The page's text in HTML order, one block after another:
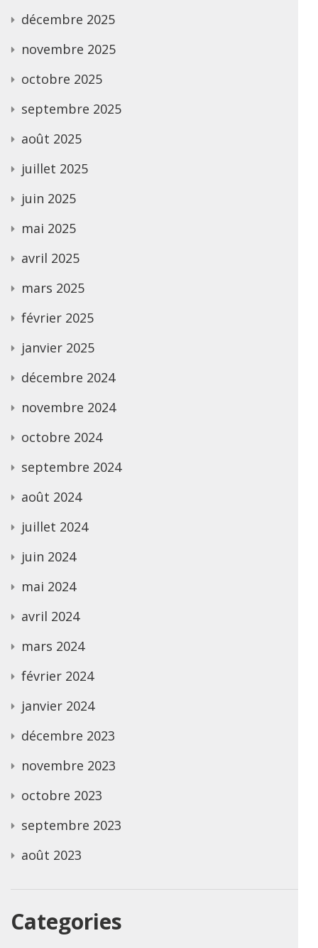
décembre 2025
novembre 2025
octobre 2025
septembre 2025
août 2025
juillet 2025
juin 2025
mai 2025
avril 2025
mars 2025
février 2025
janvier 2025
décembre 2024
novembre 2024
octobre 2024
septembre 2024
août 2024
juillet 2024
juin 2024
mai 2024
avril 2024
mars 2024
février 2024
janvier 2024
décembre 2023
novembre 2023
octobre 2023
septembre 2023
août 2023
Categories